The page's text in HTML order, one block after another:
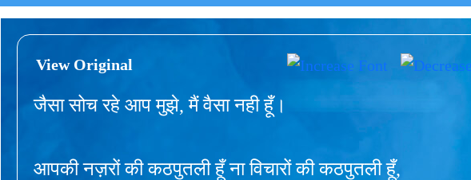
View Original
जैसा सोच रहे आप मुझे, मैं वैसा नही हूँ।
आपकी नज़रों की कठपुतली हूँ ना विचारों की कठपुतली हूँ,